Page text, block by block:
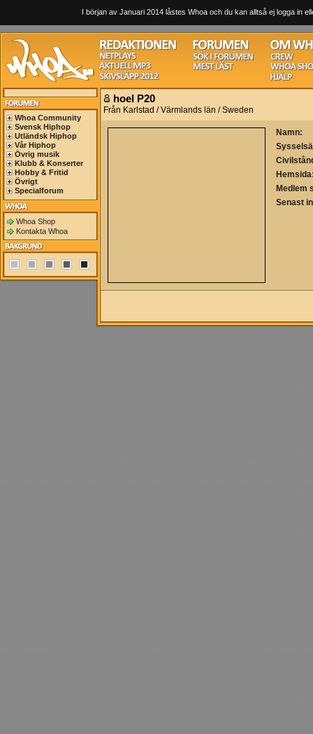
I början av Januari 2014 låstes Whoa och du kan alltså ej logga in
Whoa Community
Svensk Hiphop
Utländsk Hiphop
Vår Hiphop
Övrig musik
Klubb & Konserter
Hobby & Fritid
Övrigt
Specialforum
Whoa Shop
Kontakta Whoa
hoel P20
Från Karlstad / Värmlands län / Sweden
Namn:
Medlem
Senast